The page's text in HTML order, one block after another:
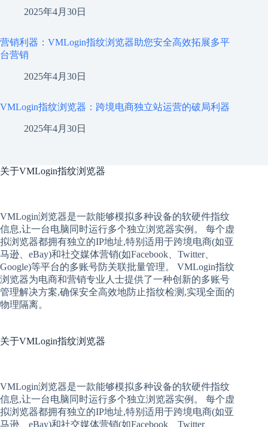
2025年4月30日
营销利器：VMLogin指纹浏览器助您安全高效拓展多平
台营销
2025年4月30日
VMLogin指纹浏览器：跨境电商独立站运营的破局利器
2025年4月30日
关于VMLogin指纹浏览器
VMLogin浏览器是一款能够模拟多种设备的软硬件指纹
信息,让一台电脑同时运行多个独立浏览器实例。 每个虚
拟浏览器都拥有独立的IP地址,特别适用于跨境电商(如亚
马逊、eBay)和社交媒体营销(如Facebook、Twitter、
Google)等平台的多账号防关联批量管理。 VMLogin指纹
浏览器为电商和营销专业人士提供了一种创新的多账号
管理解决方案,确保安全高效地防止指纹检测,实现全面的
物理隔离。
关于VMLogin指纹浏览器
VMLogin浏览器是一款能够模拟多种设备的软硬件指纹
信息,让一台电脑同时运行多个独立浏览器实例。 每个虚
拟浏览器都拥有独立的IP地址,特别适用于跨境电商(如亚
马逊、eBay)和社交媒体营销(如Facebook、Twitter、